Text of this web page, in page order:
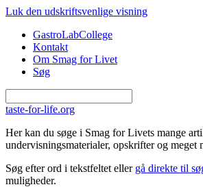
Gå til hovedindhold
Luk den udskriftsvenlige visning
GastroLabCollege
Kontakt
Om Smag for Livet
Søg
taste-for-life.org
Her kan du søge i Smag for Livets mange
undervisningsmaterialer, opskrifter og meget
Søg efter ord i tekstfeltet eller gå direkte til
muligheder.